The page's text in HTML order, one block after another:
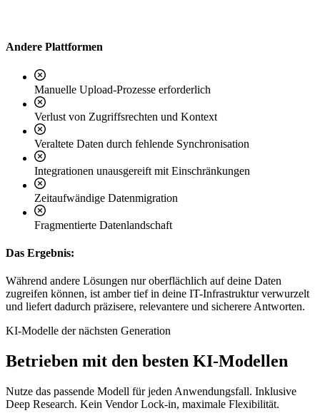
Andere Plattformen
Manuelle Upload-Prozesse erforderlich
Verlust von Zugriffsrechten und Kontext
Veraltete Daten durch fehlende Synchronisation
Integrationen unausgereift mit Einschränkungen
Zeitaufwändige Datenmigration
Fragmentierte Datenlandschaft
Das Ergebnis:
Während andere Lösungen nur oberflächlich auf deine Daten
zugreifen können, ist amber tief in deine IT-Infrastruktur verwurzelt
und liefert dadurch präzisere, relevantere und sicherere Antworten.
KI-Modelle der nächsten Generation
Betrieben mit den besten KI-Modellen
Nutze das passende Modell für jeden Anwendungsfall. Inklusive
Deep Research. Kein Vendor Lock-in, maximale Flexibilität.